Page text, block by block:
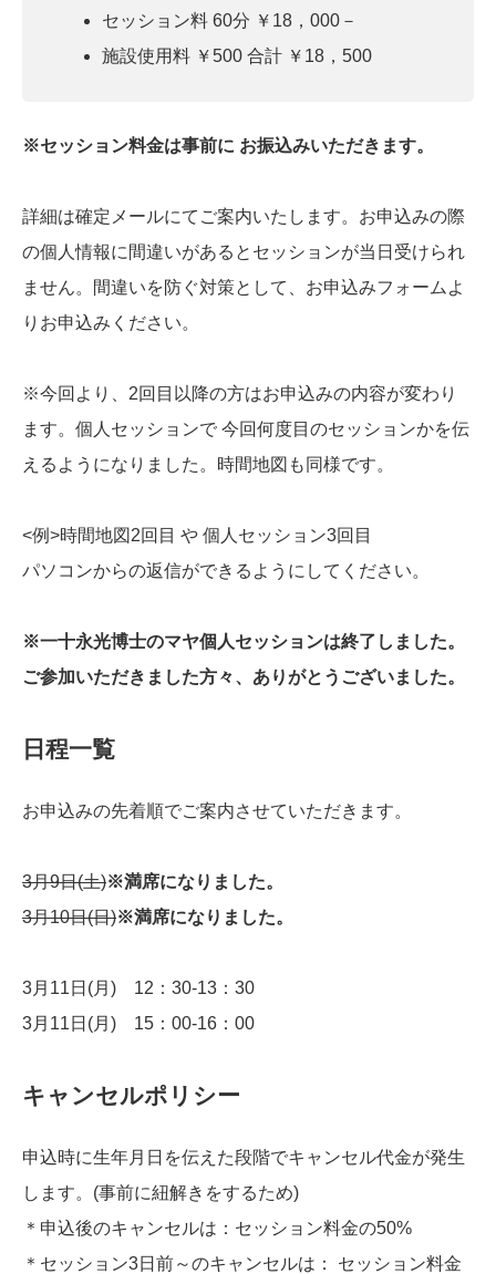
セッション料 60分 ￥18，000－
施設使用料 ￥500 合計 ￥18，500
※セッション料金は事前に お振込みいただきます。
詳細は確定メールにてご案内いたします。お申込みの際
の個人情報に間違いがあるとセッションが当日受けられ
ません。間違いを防ぐ対策として、お申込みフォームよ
りお申込みください。
※今回より、2回目以降の方はお申込みの内容が変わり
ます。個人セッションで 今回何度目のセッションかを伝
えるようになりました。時間地図も同様です。
<例>時間地図2回目 や 個人セッション3回目
パソコンからの返信ができるようにしてください。
※一十永光博士のマヤ個人セッションは終了しました。
ご参加いただきました方々、ありがとうございました。
日程一覧
お申込みの先着順でご案内させていただきます。
3月9日(土)※満席になりました。
3月10日(日)※満席になりました。
3月11日(月) 12：30-13：30
3月11日(月) 15：00-16：00
キャンセルポリシー
申込時に生年月日を伝えた段階でキャンセル代金が発生
します。(事前に紐解きをするため)
＊申込後のキャンセルは：セッション料金の50%
＊セッション3日前～のキャンセルは： セッション料金